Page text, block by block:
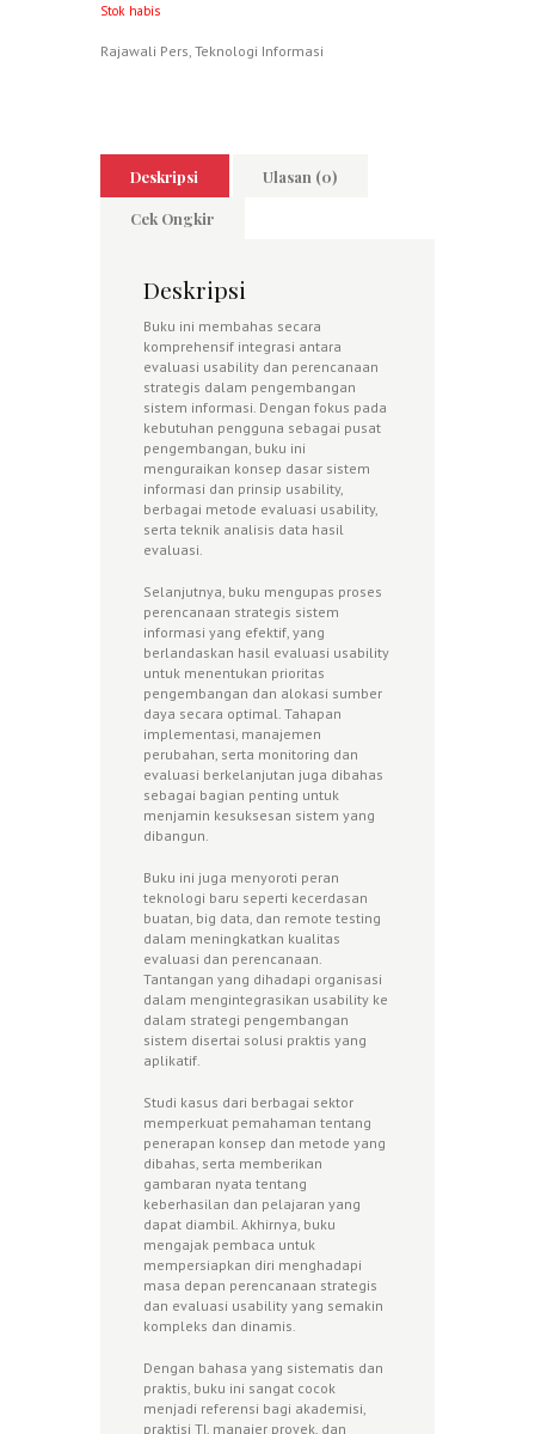
Stok habis
Rajawali Pers, Teknologi Informasi
Deskripsi Ulasan (0)
Cek Ongkir
Deskripsi
Buku ini membahas secara
komprehensif integrasi antara
evaluasi usability dan perencanaan
strategis dalam pengembangan
sistem informasi. Dengan fokus pada
kebutuhan pengguna sebagai pusat
pengembangan, buku ini
menguraikan konsep dasar sistem
informasi dan prinsip usability,
berbagai metode evaluasi usability,
serta teknik analisis data hasil
evaluasi.
Selanjutnya, buku mengupas proses
perencanaan strategis sistem
informasi yang efektif, yang
berlandaskan hasil evaluasi usability
untuk menentukan prioritas
pengembangan dan alokasi sumber
daya secara optimal. Tahapan
implementasi, manajemen
perubahan, serta monitoring dan
evaluasi berkelanjutan juga dibahas
sebagai bagian penting untuk
menjamin kesuksesan sistem yang
dibangun.
Buku ini juga menyoroti peran
teknologi baru seperti kecerdasan
buatan, big data, dan remote testing
dalam meningkatkan kualitas
evaluasi dan perencanaan.
Tantangan yang dihadapi organisasi
dalam mengintegrasikan usability ke
dalam strategi pengembangan
sistem disertai solusi praktis yang
aplikatif.
Studi kasus dari berbagai sektor
memperkuat pemahaman tentang
penerapan konsep dan metode yang
dibahas, serta memberikan
gambaran nyata tentang
keberhasilan dan pelajaran yang
dapat diambil. Akhirnya, buku
mengajak pembaca untuk
mempersiapkan diri menghadapi
masa depan perencanaan strategis
dan evaluasi usability yang semakin
kompleks dan dinamis.
Dengan bahasa yang sistematis dan
praktis, buku ini sangat cocok
menjadi referensi bagi akademisi,
praktisi TI, manajer proyek, dan